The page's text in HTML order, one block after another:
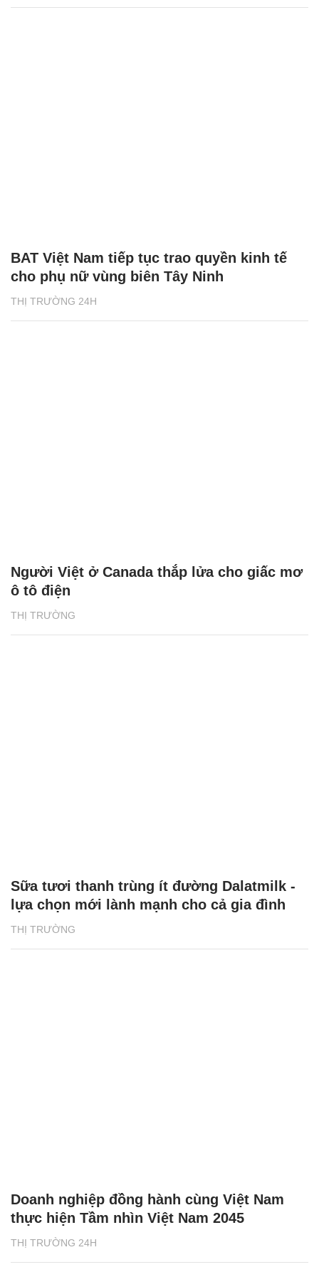
THỊ TRƯỜNG 24H
BAT Việt Nam tiếp tục trao quyền kinh tế
cho phụ nữ vùng biên Tây Ninh
THỊ TRƯỜNG
Người Việt ở Canada thắp lửa cho giấc mơ
ô tô điện
THỊ TRƯỜNG
Sữa tươi thanh trùng ít đường Dalatmilk -
lựa chọn mới lành mạnh cho cả gia đình
THỊ TRƯỜNG 24H
Doanh nghiệp đồng hành cùng Việt Nam
thực hiện Tầm nhìn Việt Nam 2045